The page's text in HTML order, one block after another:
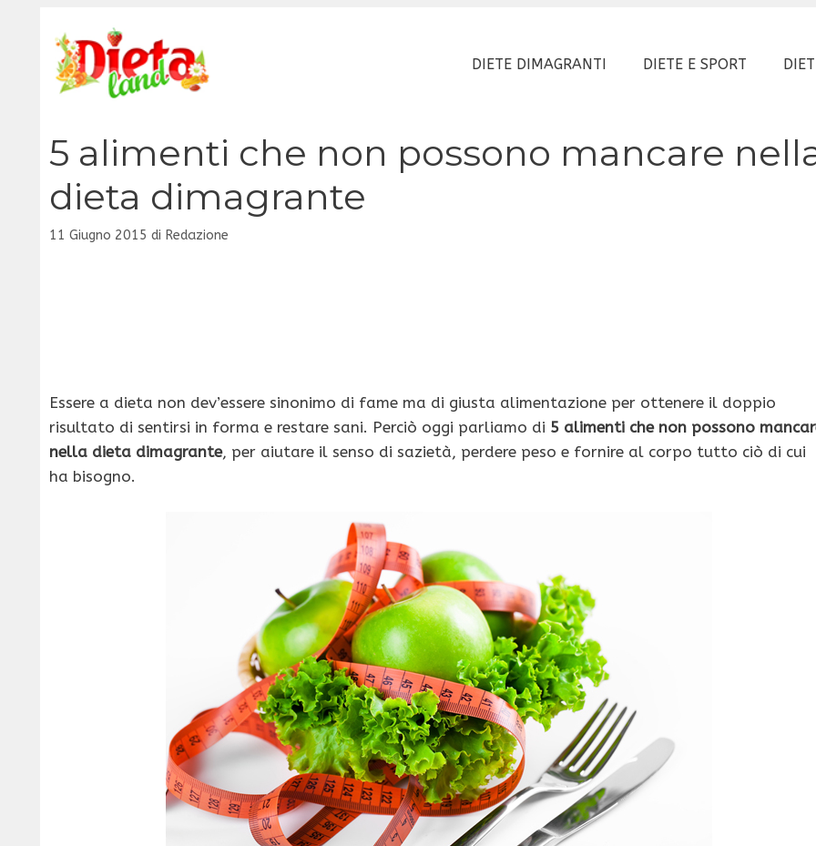
contenuto
DIETE DIMAGRANTI DIETE E SPORT
5 alimenti che non possono mancare
dieta dimagrante
11 Giugno 2015 di Redazione
Essere a dieta non dev’essere sinonimo di fame ma di giusta alimentazione per ottenere il doppio
risultato di sentirsi in forma e restare sani. Perciò oggi parliamo di 5 alimenti che non possono
nella dieta dimagrante, per aiutare il senso di sazietà, perdere peso e fornire al corpo tutto ciò di cui
ha bisogno.